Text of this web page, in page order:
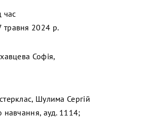
час
2024 р.
Софія,
Шулима Сергій
навчання, ауд. 1114;